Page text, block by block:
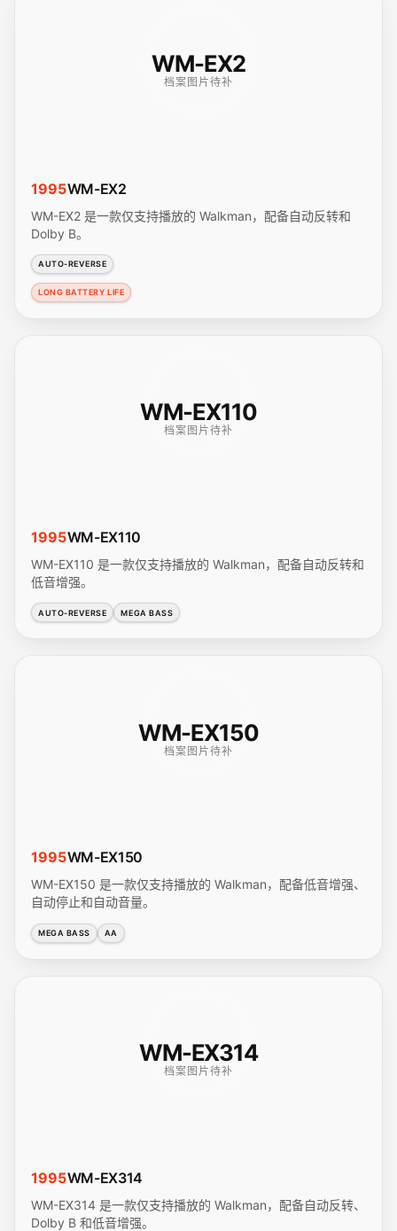
WM-EX2
档案图片待补
1995WM-EX2
WM-EX2 是一款仅支持播放的 Walkman，配备自动反转和
Dolby B。
AUTO-REVERSE
LONG BATTERY LIFE
WM-EX110
档案图片待补
1995WM-EX110
WM-EX110 是一款仅支持播放的 Walkman，配备自动反转和
低音增强。
AUTO-REVERSE MEGA BASS
WM-EX150
档案图片待补
1995WM-EX150
WM-EX150 是一款仅支持播放的 Walkman，配备低音增强、
自动停止和自动音量。
MEGA BASS AA
WM-EX314
档案图片待补
1995WM-EX314
WM-EX314 是一款仅支持播放的 Walkman，配备自动反转、
Dolby B 和低音增强。